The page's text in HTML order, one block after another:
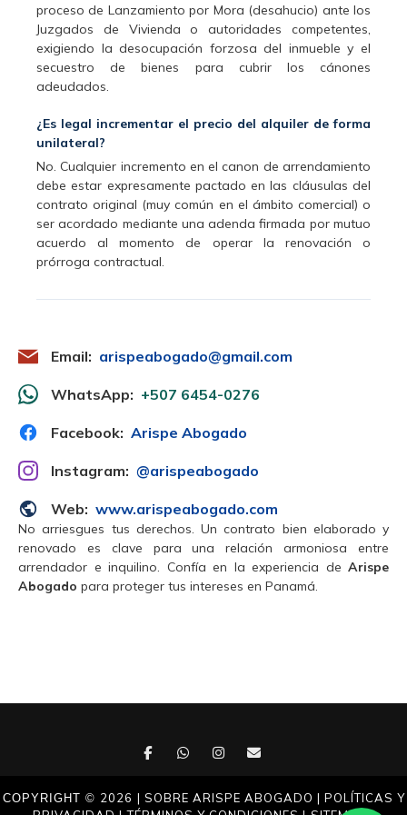
proceso de Lanzamiento por Mora (desahucio) ante los
Juzgados de Vivienda o autoridades competentes,
exigiendo la desocupación forzosa del inmueble y el
secuestro de bienes para cubrir los cánones
adeudados.
¿Es legal incrementar el precio del alquiler de forma
unilateral?
No. Cualquier incremento en el canon de arrendamiento
debe estar expresamente pactado en las cláusulas del
contrato original (muy común en el ámbito comercial) o
ser acordado mediante una adenda firmada por mutuo
acuerdo al momento de operar la renovación o
prórroga contractual.
Email: arispeabogado@gmail.com
WhatsApp: +507 6454-0276
Facebook: Arispe Abogado
Instagram: @arispeabogado
Web: www.arispeabogado.com
No arriesgues tus derechos. Un contrato bien elaborado y
renovado es clave para una relación armoniosa entre
arrendador e inquilino. Confía en la experiencia de Arispe
Abogado para proteger tus intereses en Panamá.
COPYRIGHT © 2026 | SOBRE ARISPE ABOGADO | POLÍTICAS Y